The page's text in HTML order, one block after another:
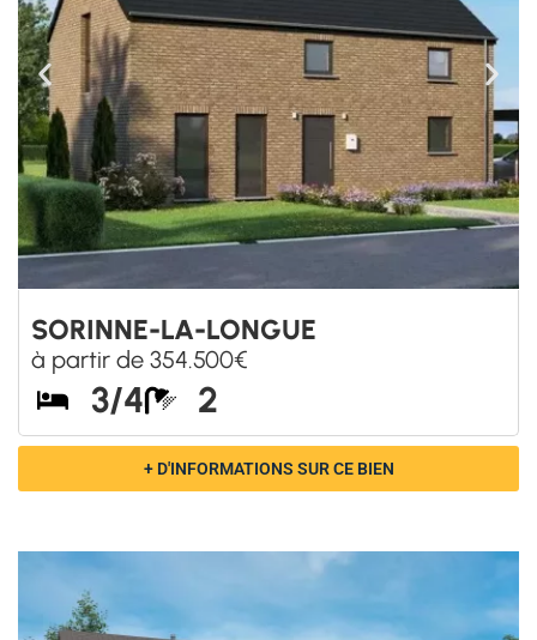
Pour offrir les meilleures expériences, nous utilisons des technologies telles
que les cookies pour stocker et/ou accéder aux informations des appareils.
Le fait de consentir à ces technologies nous permettra de traiter des
données telles que le comportement de navigation ou les ID uniques sur ce
site. Le fait de ne pas consentir ou de retirer son consentement peut avoir
un effet négatif sur certaines caractéristiques et fonctions.
Refuser
SORINNE-LA-LONGUE
à partir de 354.500€
3/4 2
+ D'INFORMATIONS SUR CE BIEN
TOUTES LES RÉGIONS
NOUS CONTACTER